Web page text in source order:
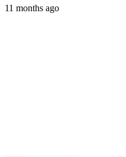
11 months ago